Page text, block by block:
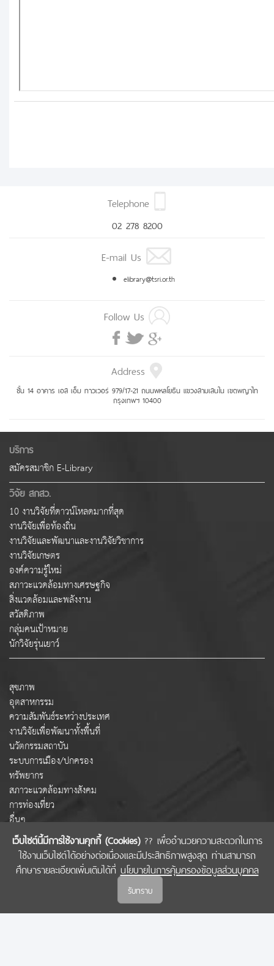
เว็บไซต์นี้มีการใช้งานคุกกี้ (Cookies)?? เพื่ออำนวยความสะดวกในการ
ใช้งานเว็บไซต์ได้อย่างต่อเนื่องและมีประสิทธิภาพสูงสุด ท่านสามารถ
ศึกษารายละเอียดเพิ่มเติมได้ที่ นโยบายในการคุ้มครองข้อมูลส่วนบุคคล
รับทราบ
Telephone
02 278 8200
E-mail Us
elibrary@tsri.or.th
Follow Us
Address
ชั้น 14 อาคาร เอส เอ็ม ทาวเวอร์ 979/17-21 ถนนพหลโยธิน แขวงสามเสนใน เขตพญาไท
กรุงเทพฯ 10400
บริการ
สมัครสมาชิก E-Library
วิจัย สกสว.
10 งานวิจัยที่ดาวน์โหลดมากที่สุด
งานวิจัยเพื่อท้องถิ่น
งานวิจัยและพัฒนาและงานวิจัยวิชาการ
งานวิจัยเกษตร
องค์ความรู้ใหม่
สภาวะแวดล้อมทางเศรษฐกิจ
สิ่งแวดล้อมและพลังงาน
สวัสดิภาพ
กลุ่มคนเป้าหมาย
นักวิจัยรุ่นเยาว์
สุขภาพ
อุตสาหกรรม
ความสัมพันธ์ระหว่างประเทศ
งานวิจัยเพื่อพัฒนาทั้งพื้นที่
นวัตกรรมสถาบัน
ระบบการเมือง/ปกครอง
ทรัพยากร
สภาวะแวดล้อมทางสังคม
การท่องเที่ยว
อื่นๆ
COPYRIGHT © 2022 สำนักงานคณะกรรมการส่งเสริมวิทยาศาสตร์ วิจัยและนวัตกรรม
(สกสว.)
นโยบายในการคุ้มครองข้อมูลส่วนบุคคล